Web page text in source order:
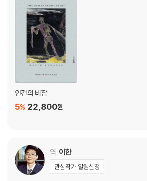
괴로움의 세계 133
4. 아이 갖기: 반출생주의 견해 139
출산 140
출산할 의무는 없음 140
출산하지 않을 의무가 있는가? 142
출산의 자유 150
주장되는 권리를 이해하기 151
자율성에 출산 권리를 근거 짓기 152
무용성에 출산 권리를 근거 짓기 154
장애와 불법행위로 인한 삶 164
비동일성 문제와 장애권 반론 구별 165
‘장애의 사회적 구성’ 논증 167
인간의 비참
22,800원
5%
역 이한
관심작가 알림신청